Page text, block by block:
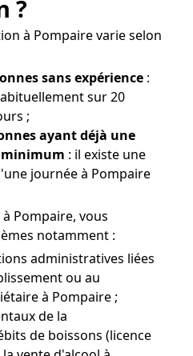
?
à Pompaire varie selon
sans expérience :
sur 20
;
ayant déjà une
minimum : il existe une
journée à Pompaire
Pompaire, vous
notamment :
administratives liées
ou au
à Pompaire ;
de la
de boissons (licence